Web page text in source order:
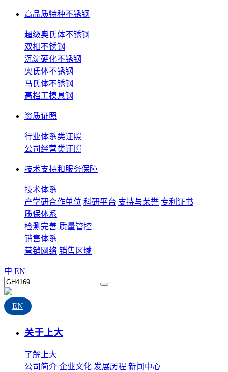
高品质特种不锈钢
超级奥氏体不锈钢
双相不锈钢
沉淀硬化不锈钢
奥氏体不锈钢
马氏体不锈钢
高档工模具钢
资质证照
行业体系类证照
公司经营类证照
技术支持和服务保障
技术体系
产学研合作单位 科研平台 支持与荣誉 专利证书
质保体系
检测完善 质量管控
销售体系
营销网络 销售区域
中 EN
EN
关于上大
了解上大
公司简介 企业文化 发展历程 新闻中心